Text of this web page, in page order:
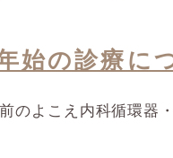
始の診療に
のよこえ内科循環器